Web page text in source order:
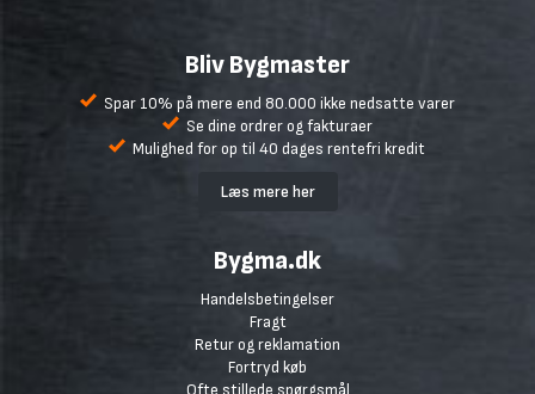
Bliv Bygmaster
Spar 10% på mere end 80.000 ikke nedsatte varer
Se dine ordrer og fakturaer
Mulighed for op til 40 dages rentefri kredit
Læs mere her
Bygma.dk
Handelsbetingelser
Fragt
Retur og reklamation
Fortryd køb
Ofte stillede spørgsmål